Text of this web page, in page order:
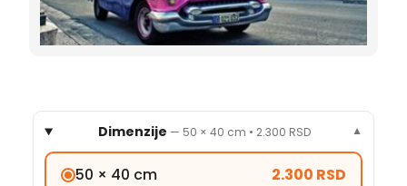
Dimenzije — 50 × 40 cm • 2.300 RSD ▼
50 × 40 cm 2.300 RSD